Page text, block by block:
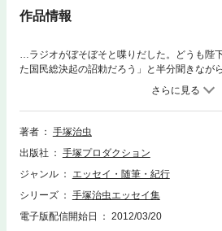
作品情報
…ラジオがぼそぼそと喋りだした。どうも陛
た国民総決起の詔勅だろう」と半分聞きなが
戦だ！」「終わったんだ、終わったんだ」…
ら漫画家になれるかもしれんぞ、と思った。
著者
手塚治虫
出版社
手塚プロダクション
ジャンル
エッセイ・随筆・紀行
シリーズ
手塚治虫エッセイ集
電子版配信開始日
2012/03/20